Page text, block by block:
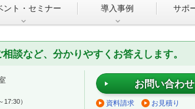
ント・ セミナー 導入事例 サポ
談など、分かりやすくお答えします。
17:30）
お問い合わせ
資料請求 お見積り